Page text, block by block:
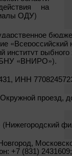
на
ОДУ)
«Всероссийский
институт рыбного
«ВНИРО»).
ИНН
проезд,
+7 (831)